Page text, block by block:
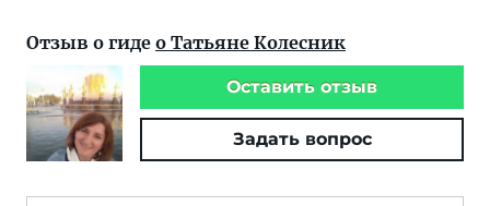
Отзыв о гиде о Татьяне Колесник
Оставить отзыв
Задать вопрос